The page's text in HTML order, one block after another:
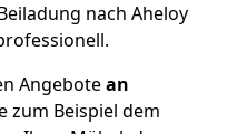
nach Aheloy
Angebotean
zum Beispiel dem